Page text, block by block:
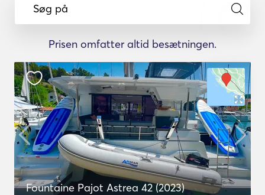
Søg på
Prisen omfatter altid besætningen.
Fountaine Pajot Astrea 42 (2023)